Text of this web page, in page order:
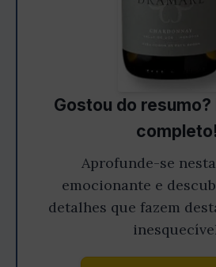
Gostou do resumo?
completo!
Aprofunde-se
emocionante e
detalhes que fazem